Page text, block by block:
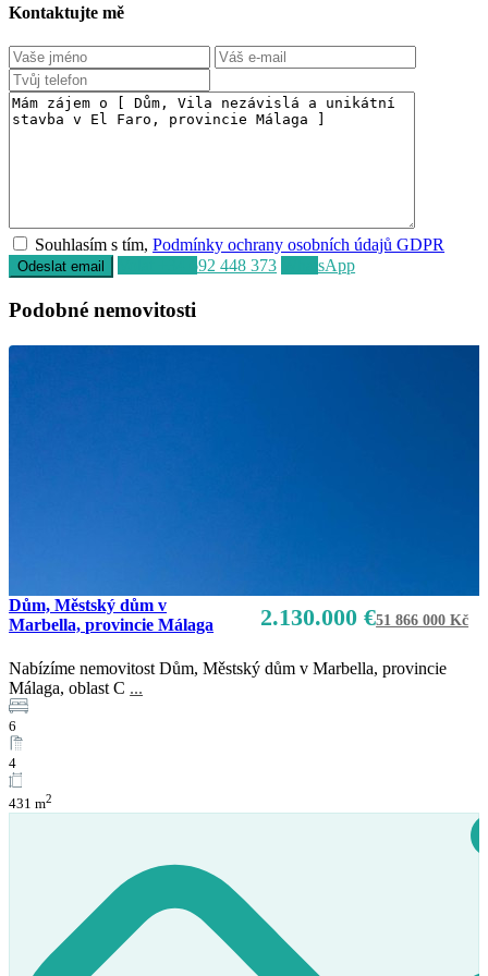
Kontaktujte mě
Souhlasím s tím,Podmínky ochrany osobních údajů GDPR
+34 692 448 373 WhatsApp
Podobné nemovitosti
2.130.000 €51 866 000 Kč
Dům, Městský dům v
Marbella, provincie Málaga
Nabízíme nemovitost Dům, Městský dům v Marbella, provincie
Málaga, oblast C ...
6
4
431 m2